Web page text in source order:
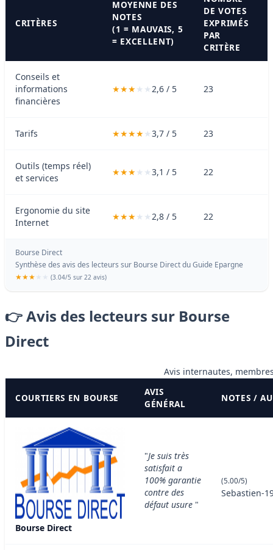
CRITÈRES
MOYENNE DES
NOTES
(1 = MAUVAIS, 5
= EXCELLENT)
DE VOTES
EXPRIMÉS
PAR
CRITÈRE
Conseils et
informations
financières
2,6 / 5 23
Tarifs 3,7 / 5 23
Outils (temps réel)
et services
3,1 / 5 22
Ergonomie du site
Internet
2,8 / 5 22
Bourse Direct
Synthèse des avis des lecteurs sur Bourse Direct duGuide Epargne
(3.04/5 sur 22 avis)
👉 Avis des lecteurs sur Bourse
Direct
Avis internautes,
COURTIERS EN BOURSE
AVIS
GÉNÉRAL
NOTES /
Bourse Direct
"Je suis très
satisfait a
100% garantie
contre des
défaut usure "
(5.00/5)
Sebastien-